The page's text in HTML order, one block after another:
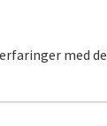
med